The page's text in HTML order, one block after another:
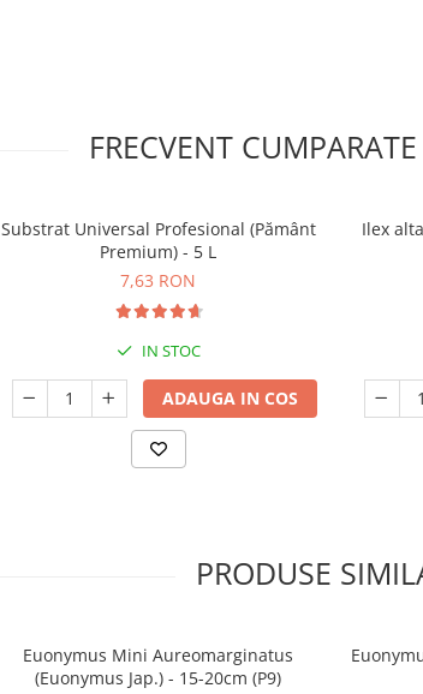
FRECVENT
Substrat Universal Profesional (Pământ
Premium) - 5 L
7,63 RON
IN STOC
ADAUGA IN COS
Ilex
PRODUSE
Euonymus Mini Aureomarginatus
(Euonymus Jap.) - 15-20cm (P9)